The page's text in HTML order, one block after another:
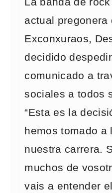
actual pregonera
Exconxuraos,
decidido
comunicado a
sociales a todos
“Esta es la
hemos tomado a
nuestra carrera.
muchos de
vais a entender